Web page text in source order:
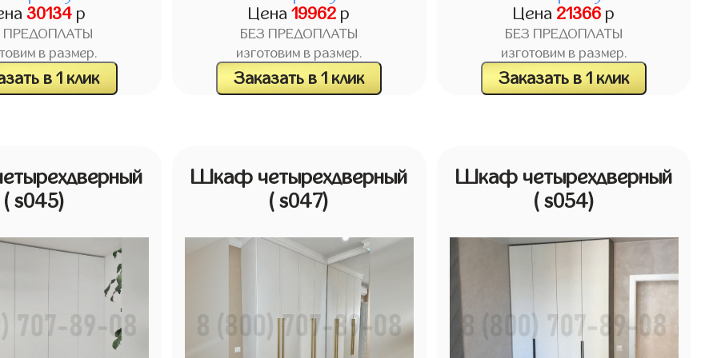
30134р
ПРЕДОПЛАТЫ
в размер.
в 1 клик
Цена19962 р
БЕЗ ПРЕДОПЛАТЫ
изготовим в размер.
Заказать в 1 клик
Цена 21366 р
БЕЗ ПРЕДОПЛАТЫ
изготовим в размер.
Заказать в 1 клик
( s045)
Шкаф четырехдверный
( s047)
Шкаф четырехдверный
( s054)